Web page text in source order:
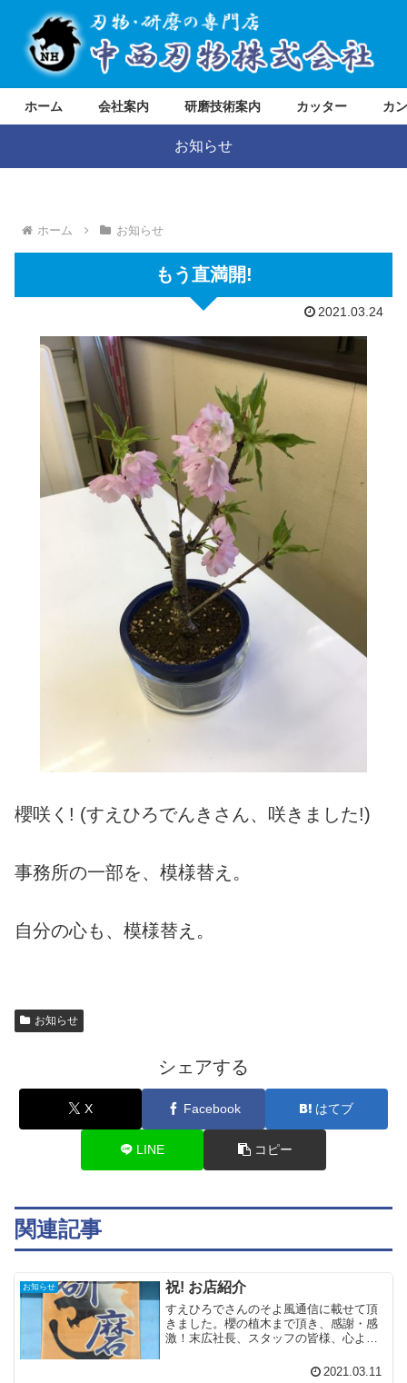
ホーム 会社案内 研磨技術案内 カッター カ
お知らせ
ホーム お知らせ
もう直満開!
2021.03.24
櫻咲く! (すえひろでんきさん、咲きました!)
事務所の一部を、模様替え。
自分の心も、模様替え。
お知らせ
シェアする
X Facebook はてブ
LINE コピー
関連記事
お知らせ 祝! お店紹介
すえひろでさんのそよ風通信に載せて頂
きました。櫻の植木まで頂き、感謝・感
激！末広社長、スタッフの皆様、心より
2021.03.11